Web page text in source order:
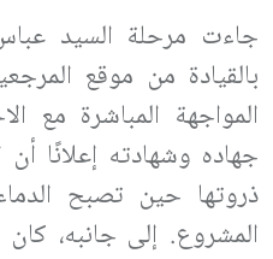
جاءت مرحلة السيد
بالقيادة من موقع
المواجهة المباشرة مع
جهاده وشهادته إعلانًا أن
ذروتها حين تصبح
المشروع. إلى جانبه،